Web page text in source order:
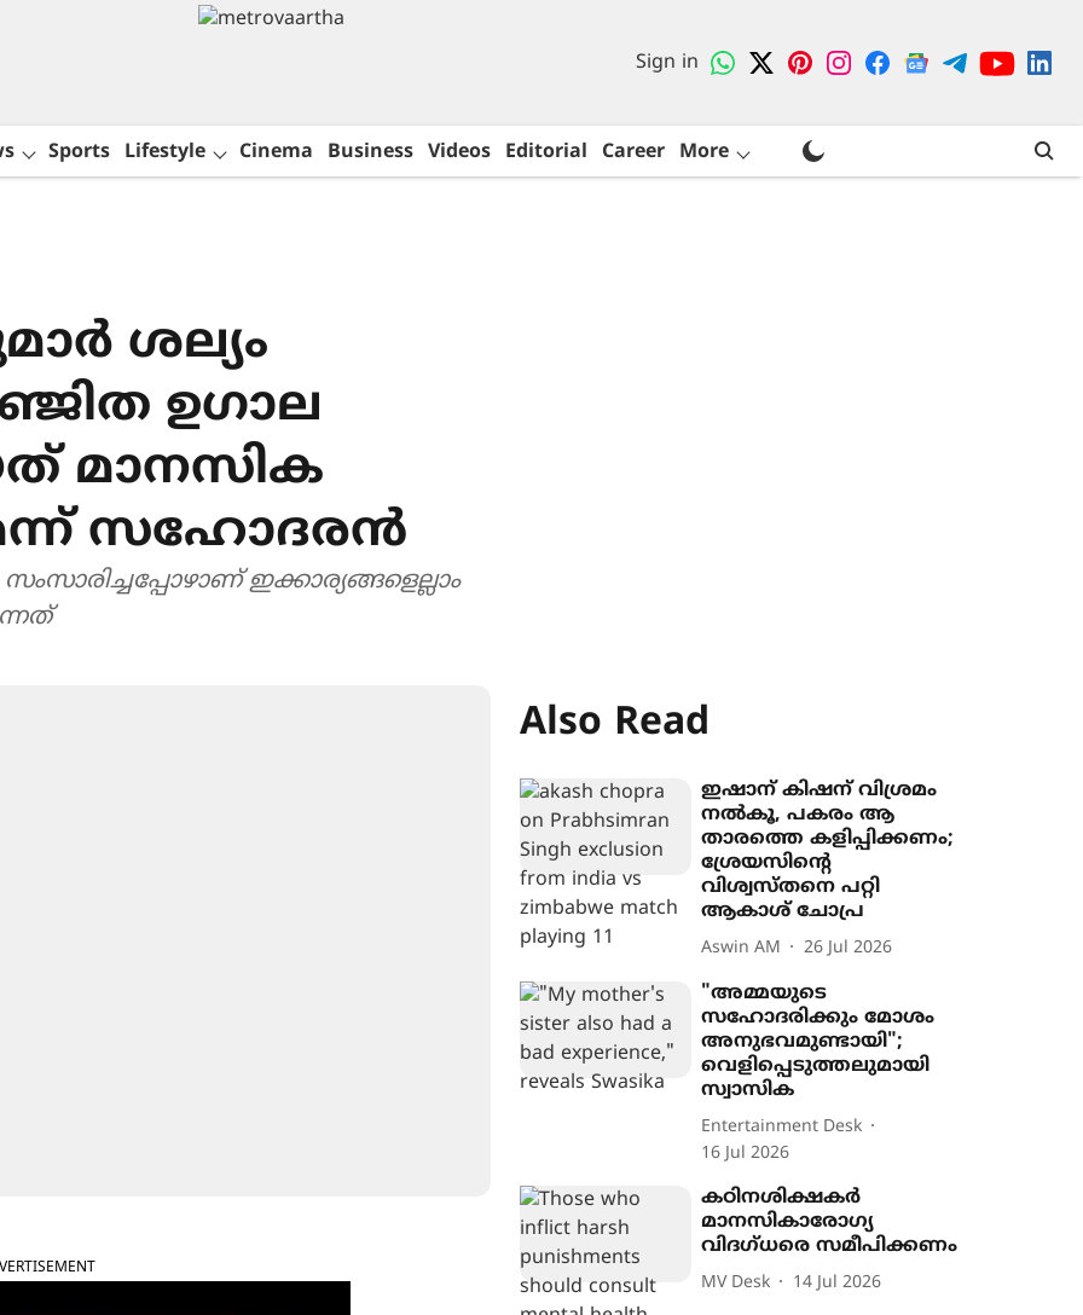
Sign in
Sports Lifestyle Cinema Business Videos Editorial Career More
ശല‍്യം
ഉഗാല
മാനസിക
സഹോദരൻ
ഇക്കാര‍്യങ്ങളെല്ലാം
Also Read
ഇഷാന് കിഷന് വിശ്രമം
നൽകൂ, പകരം ആ
താരത്തെ കളിപ്പിക്കണം;
ശ്രേയസിന്‍റെ
വിശ്വസ്തനെ പറ്റി
ആകാശ് ചോപ്ര
Aswin AM 26 Jul 2026
"അമ്മയുടെ
സഹോദരിക്കും മോശം
അനുഭവമുണ്ടായി";
വെളിപ്പെടുത്തലുമായി
സ്വാസിക
Entertainment Desk
16 Jul 2026
കഠിനശിക്ഷകര്‍
മാനസികാരോഗ്യ
വിദഗ്ധരെ സമീപിക്കണം
MV Desk 14 Jul 2026